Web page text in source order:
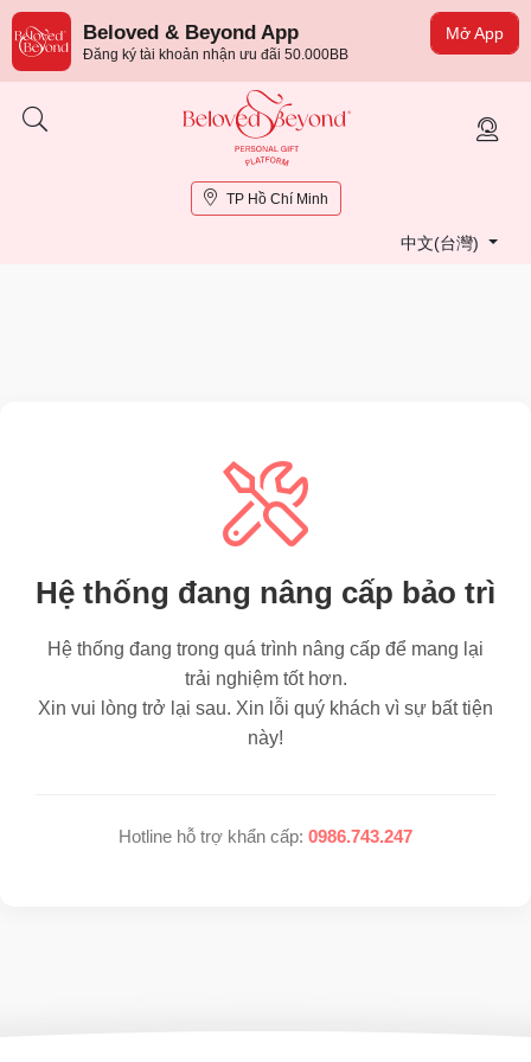
Mở App
Beloved & Beyond App
Đăng ký tài khoản nhận ưu đãi 50.000BB
TP Hồ Chí Minh
中文(台灣)
Hệ thống đang nâng cấp bảo trì
Hệ thống đang trong quá trình nâng cấp để mang lại
trải nghiệm tốt hơn.
Xin vui lòng trở lại sau. Xin lỗi quý khách vì sự bất tiện
này!
Hotline hỗ trợ khẩn cấp: 0986.743.247